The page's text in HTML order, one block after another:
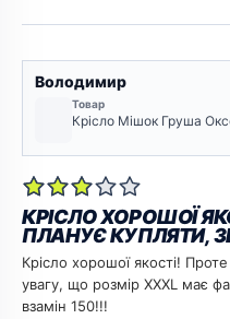
Володимир
Товар
Крісло Мішок Груша
КРІСЛО ХОРОШОЇ
ПЛАНУЄ КУПЛЯТИ,
Крісло хорошої якості!
увагу, що розмір XXXL має
взамін 150!!!